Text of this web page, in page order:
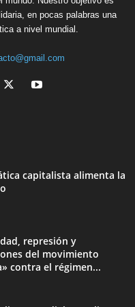
en pocas palabras una
a nivel mundial.
capitalista alimenta la
represión y
del movimiento
contra el régimen...